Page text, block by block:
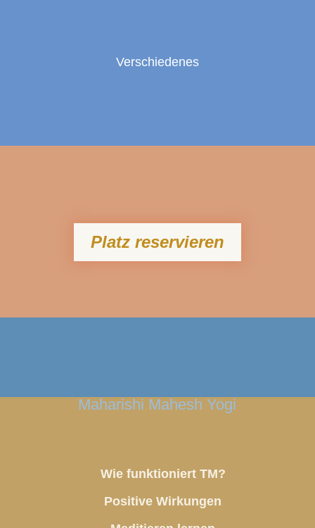
Verschiedenes
Platz reservieren
Maharishi Mahesh Yogi
Wie funktioniert TM?
Positive Wirkungen